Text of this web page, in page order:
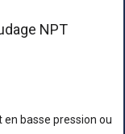
NPT
basse pression ou